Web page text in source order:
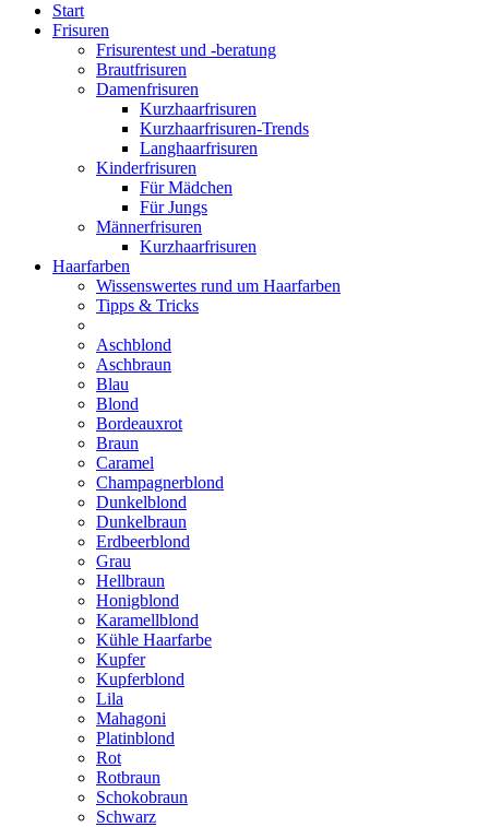
Start
Frisuren
Frisurentest und -beratung
Brautfrisuren
Damenfrisuren
Kurzhaarfrisuren
Kurzhaarfrisuren-Trends
Langhaarfrisuren
Kinderfrisuren
Für Mädchen
Für Jungs
Männerfrisuren
Kurzhaarfrisuren
Haarfarben
Wissenswertes rund um Haarfarben
Tipps & Tricks
Aschblond
Aschbraun
Blau
Blond
Bordeauxrot
Braun
Caramel
Champagnerblond
Dunkelblond
Dunkelbraun
Erdbeerblond
Grau
Hellbraun
Honigblond
Karamellblond
Kühle Haarfarbe
Kupfer
Kupferblond
Lila
Mahagoni
Platinblond
Rot
Rotbraun
Schokobraun
Schwarz